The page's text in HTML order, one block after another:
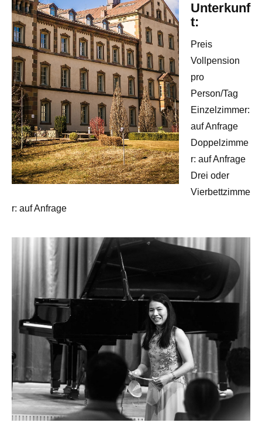
Unterkunf
t:
Preis
Vollpension
pro
Person/Tag
Einzelzimmer:
auf Anfrage
Doppelzimme
r: auf Anfrage
Drei oder
Vierbettzimme
r: auf Anfrage